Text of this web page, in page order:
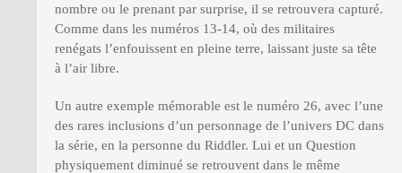
nombre ou le prenant par surprise, il se retrouvera capturé.
Comme dans les numéros 13-14, où des militaires
renégats l’enfouissent en pleine terre, laissant juste sa tête
à l’air libre.
Un autre exemple mémorable est le numéro 26, avec l’une
des rares inclusions d’un personnage de l’univers DC dans
la série, en la personne du Riddler. Lui et un Question
physiquement diminué se retrouvent dans le même